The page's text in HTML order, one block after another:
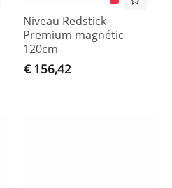
Niveau Redstick
Premium magnétic
120cm
€ 156,42